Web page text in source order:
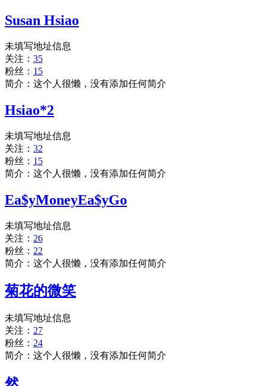
Susan Hsiao
未填写地址信息
关注： 35
粉丝： 15
简介：这个人很懒，没有添加任何简介
Hsiao*2
未填写地址信息
关注： 32
粉丝： 15
简介：这个人很懒，没有添加任何简介
Ea$yMoneyEa$yGo
未填写地址信息
关注： 26
粉丝： 22
简介：这个人很懒，没有添加任何简介
菊花的微笑
未填写地址信息
关注： 27
粉丝： 24
简介：这个人很懒，没有添加任何简介